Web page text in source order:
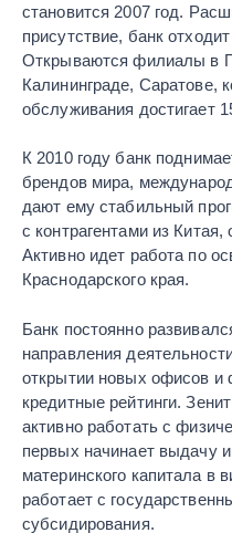
становится 2007 год.
присутствие, банк
Открываются филиалы в
Калининграде, Саратове,
обслуживания достигает
К 2010 году банк
брендов мира,
дают ему стабильный
с контрагентами из
Активно идет работа по
Краснодарского края.
Банк постоянно
направления
открытии новых офисов
кредитные рейтинги.
активно работать с
первых начинает выдачу
материнского капитала в
работает с
субсидирования.